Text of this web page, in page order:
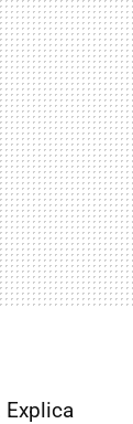
Explica